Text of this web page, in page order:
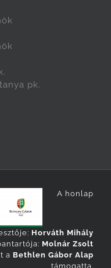
pk.
A honlap
Horváth Mihály
Molnár Zsolt
a Bethlen Gábor Alap
támogatta.